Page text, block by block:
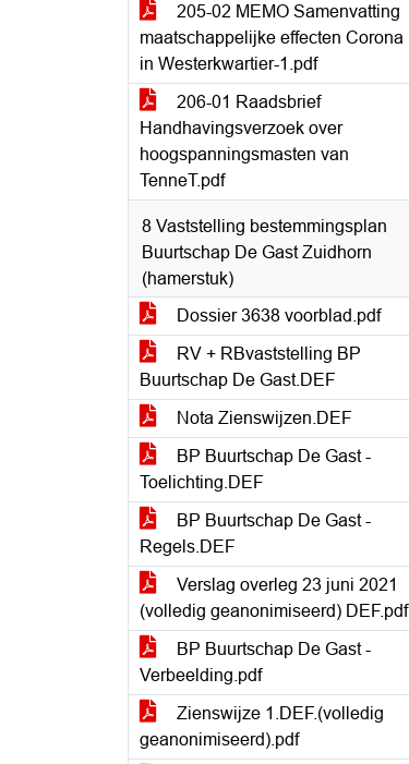
205-02 MEMO Samenvatting
maatschappelijke effecten Corona
in Westerkwartier-1.pdf
206-01 Raadsbrief
Handhavingsverzoek over
hoogspanningsmasten van
TenneT.pdf
8 Vaststelling bestemmingsplan
Buurtschap De Gast Zuidhorn
(hamerstuk)
Dossier 3638 voorblad.pdf
RV + RBvaststelling BP
Buurtschap De Gast.DEF
Nota Zienswijzen.DEF
BP Buurtschap De Gast -
Toelichting.DEF
BP Buurtschap De Gast -
Regels.DEF
Verslag overleg 23 juni 2021
(volledig geanonimiseerd) DEF.pdf
BP Buurtschap De Gast -
Verbeelding.pdf
Zienswijze 1.DEF.(volledig
geanonimiseerd).pdf